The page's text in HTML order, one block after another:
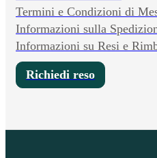
Termini e Condizioni di
Informazioni sulla
Informazioni su Resi e
Richiedi reso